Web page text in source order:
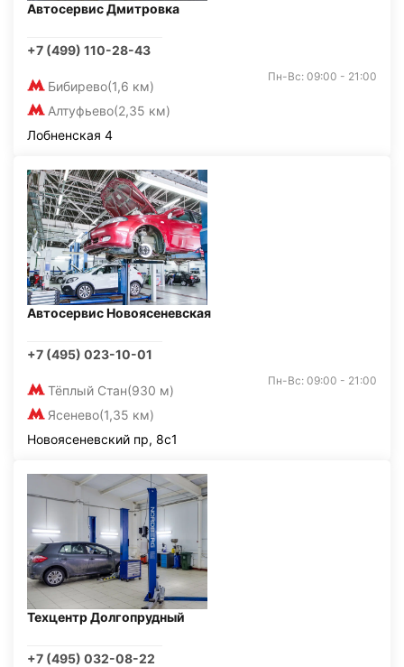
Автосервис Дмитровка
+7 (499) 110-28-43
Бибирево(1,6 км)
Алтуфьево(2,35 км)
Пн-Вс: 09:00 - 21:00
Лобненская 4
Автосервис Новоясеневская
+7 (495) 023-10-01
Тёплый Стан(930 м)
Ясенево(1,35 км)
Пн-Вс: 09:00 - 21:00
Новоясеневский пр, 8с1
Техцентр Долгопрудный
+7 (495) 032-08-22